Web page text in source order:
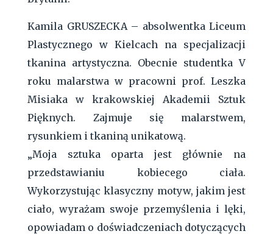
Kamila GRUSZECKA – absolwentka Liceum
Plastycznego w Kielcach na specjalizacji
tkanina artystyczna. Obecnie studentka V
roku malarstwa w pracowni prof. Leszka
Misiaka w krakowskiej Akademii Sztuk
Pięknych. Zajmuje się malarstwem,
rysunkiem i tkaniną unikatową.
„Moja sztuka oparta jest głównie na
przedstawianiu kobiecego ciała.
Wykorzystując klasyczny motyw, jakim jest
ciało, wyrażam swoje przemyślenia i lęki,
opowiadam o doświadczeniach dotyczących